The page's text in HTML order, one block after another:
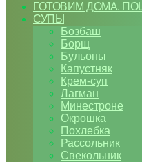
ГОТОВИМ ДОМА.
СУПЫ
Бозбаш
Борщ
Бульоны
Капустняк
Крем-суп
Лагман
Минестроне
Окрошка
Похлебка
Рассольник
Свекольник